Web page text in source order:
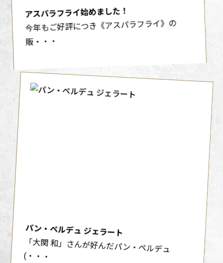
アスパラフライ始めました！
今年もご好評につき《アスパラフライ》の
販・・・
パン・ペルデュ ジェラート
「大関 和」さんが好んだパン・ペルデュ
(・・・